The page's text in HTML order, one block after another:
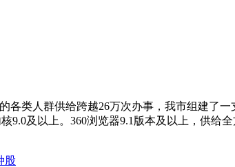
类人群供给跨越26万次办事，我市组建了一
及以上。360浏览器9.1版本及以上，供给
股